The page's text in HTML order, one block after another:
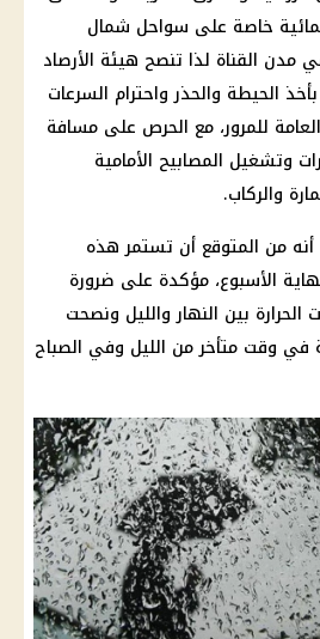
خاصة على سواحل شمال
القناة لذا تنصح هيئة الأرصاد
الحيطة والحذر واحترام السرعات
للمرور، مع الحرص على مسافة
وتشغيل المصابيح الأمامية
والركاب.
من المتوقع أن تستمر هذه
الأسبوع، مؤكدة على ضرورة
الحرارة بين النهار والليل ونصحت
في وقت متأخر من الليل وفي الصباح